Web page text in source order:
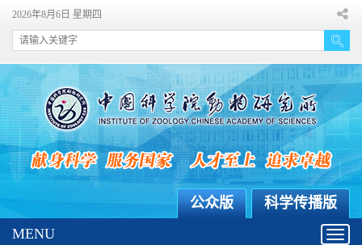
2026年8月6日 星期四
科学传播版
公众版
MENU